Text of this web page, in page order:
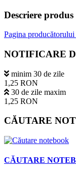
Descriere produs
Pagina producătorului
NOTIFICARE
minim 30 de zile
1,25 RON
30 de zile maxim
1,25 RON
CĂUTARE
CĂUTARE